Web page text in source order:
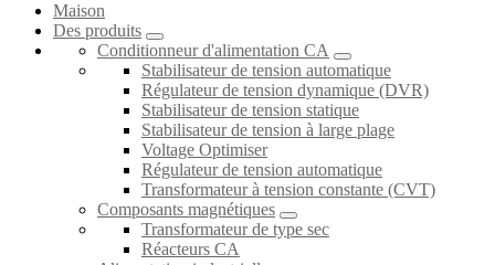
Maison
Des produits
Conditionneur d'alimentation CA
Stabilisateur de tension automatique
Régulateur de tension dynamique (DVR)
Stabilisateur de tension statique
Stabilisateur de tension à large plage
Voltage Optimiser
Régulateur de tension automatique
Transformateur à tension constante (CVT)
Composants magnétiques
Transformateur de type sec
Réacteurs CA